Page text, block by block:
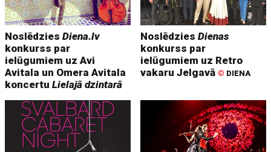
NoslēdziesDiena.lv
konkurss par
ielūgumiem uz Avi
Avitala un Omera Avitala
koncertuLielajā dzintarā
NoslēdziesDienas
konkurss par
ielūgumiem uz Retro
vakaru Jelgavā © DIENA